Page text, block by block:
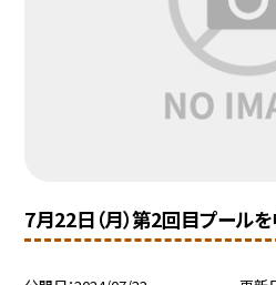
7月22日（月）第2回目プールを